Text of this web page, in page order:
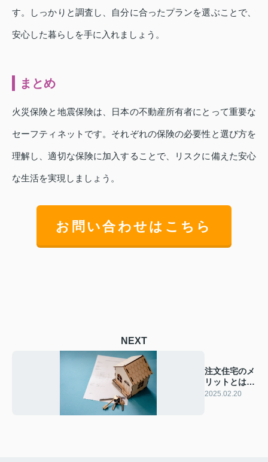
す。しっかりと調査し、自分に合ったプランを選ぶことで、
安心した暮らしを手に入れましょう。
まとめ
火災保険と地震保険は、日本の不動産所有者にとって重要な
セーフティネットです。それぞれの保険の必要性と選び方を
理解し、適切な保険に加入することで、リスクに備えた安心
な生活を実現しましょう。
お問い合わせはこちら
NEXT
注文住宅のメ
リットとは？
体験談をご紹
2025.02.20